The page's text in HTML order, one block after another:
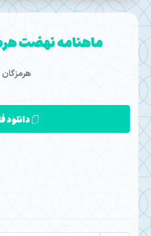
ماهنامه نهضت
هرمزگان
دانلود